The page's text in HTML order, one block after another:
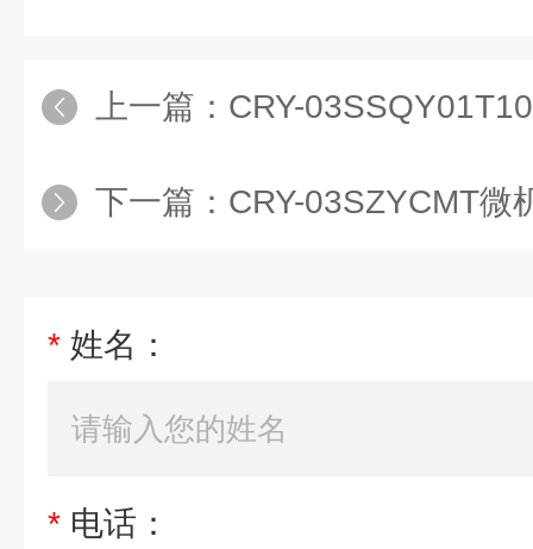
上一篇： CRY-
下一篇： CRY-03SZYCMT微
* 姓名：
* 电话：